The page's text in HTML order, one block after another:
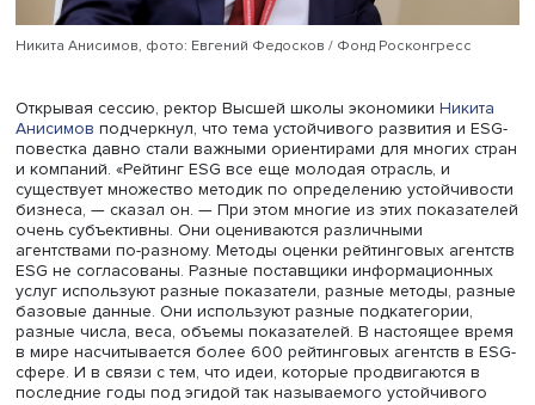
Никита Анисимов, фото: Евгений Федосков / Фонд